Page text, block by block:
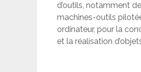
d’outils, notamment
machines-outils
ordinateur, pour la
et la réalisation